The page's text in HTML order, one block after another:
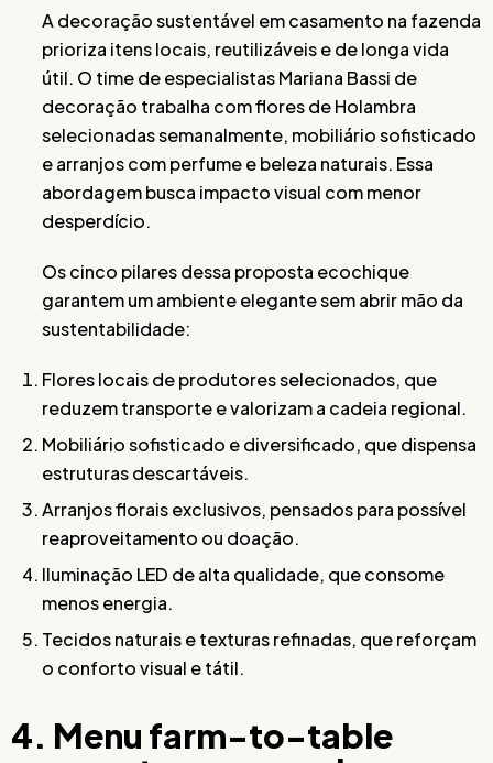
A decoração sustentável em casamento na fazenda
prioriza itens locais, reutilizáveis e de longa vida
útil. O time de especialistas Mariana Bassi de
decoração trabalha com flores de Holambra
selecionadas semanalmente, mobiliário sofisticado
e arranjos com perfume e beleza naturais. Essa
abordagem busca impacto visual com menor
desperdício.
Os cinco pilares dessa proposta ecochique
garantem um ambiente elegante sem abrir mão da
sustentabilidade:
Flores locais de produtores selecionados, que
reduzem transporte e valorizam a cadeia regional.
Mobiliário sofisticado e diversificado, que dispensa
estruturas descartáveis.
Arranjos florais exclusivos, pensados para possível
reaproveitamento ou doação.
Iluminação LED de alta qualidade, que consome
menos energia.
Tecidos naturais e texturas refinadas, que reforçam
o conforto visual e tátil.
4. Menu farm-to-table